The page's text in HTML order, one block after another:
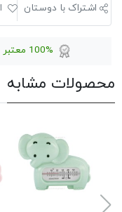
اشتراک با دوستان
100% معتبر
محصولات مشابه